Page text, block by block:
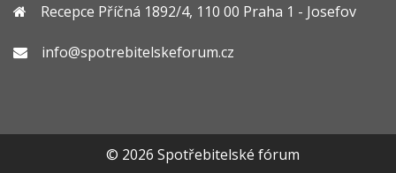
Recepce Příčná 1892/4, 110 00 Praha 1 - Josefov
info@spotrebitelskeforum.cz
© 2026 Spotřebitelské fórum